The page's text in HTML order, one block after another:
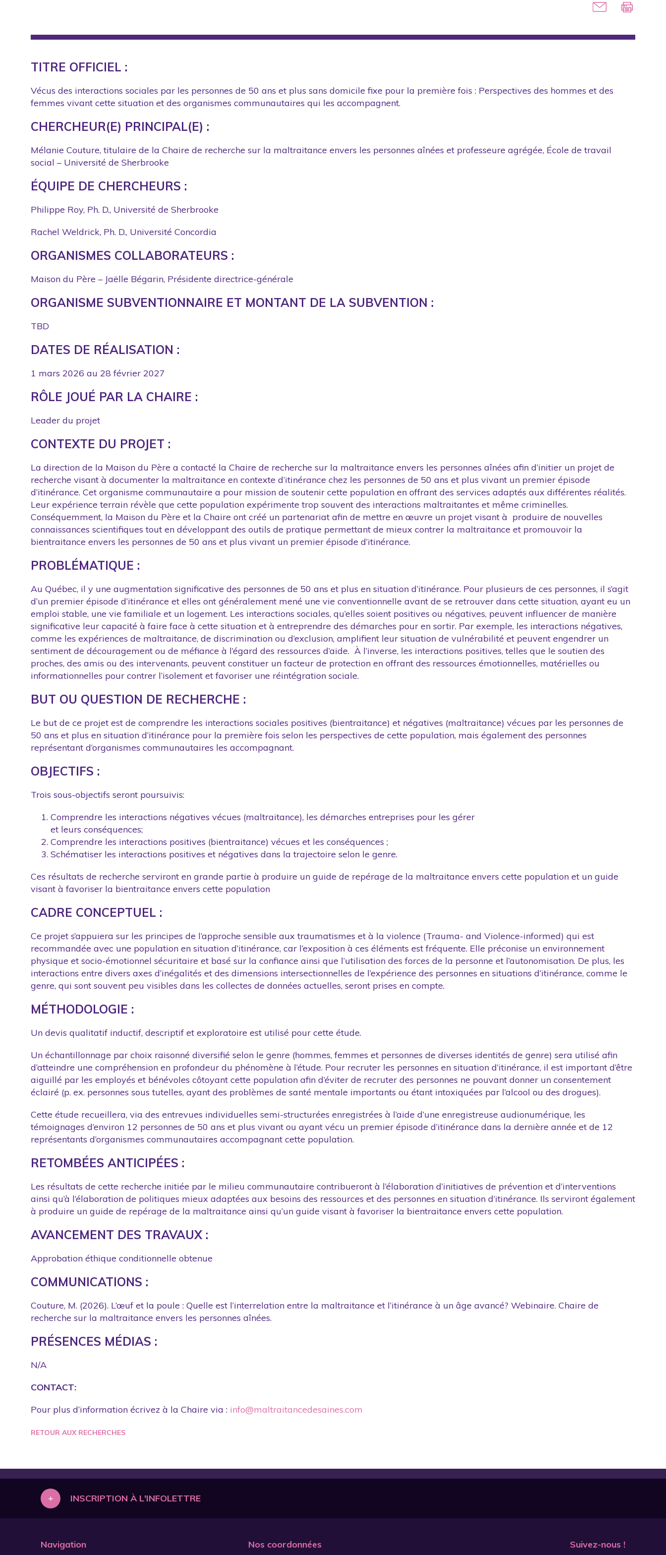
TITRE OFFICIEL :
Vécus des interactions sociales par les personnes de 50 ans et plus sans domicile fixe pour la première fois : Perspectives des hommes et des
femmes vivant cette situation et des organismes communautaires qui les accompagnent.
CHERCHEUR(E) PRINCIPAL(E) :
Mélanie Couture, titulaire de la Chaire de recherche sur la maltraitance envers les personnes aînées et professeure agrégée, École de travail
social – Université de Sherbrooke
ÉQUIPE DE CHERCHEURS :
Philippe Roy, Ph. D., Université de Sherbrooke
Rachel Weldrick, Ph. D., Université Concordia
ORGANISMES COLLABORATEURS :
Maison du Père – Jaëlle Bégarin, Présidente directrice-générale
ORGANISME SUBVENTIONNAIRE ET MONTANT DE LA SUBVENTION :
TBD
DATES DE RÉALISATION :
1 mars 2026 au 28 février 2027
RÔLE JOUÉ PAR LA CHAIRE :
Leader du projet
CONTEXTE DU PROJET :
La direction de la Maison du Père a contacté la Chaire de recherche sur la maltraitance envers les personnes aînées afin d’initier un projet de
recherche visant à documenter la maltraitance en contexte d’itinérance chez les personnes de 50 ans et plus vivant un premier épisode
d’itinérance. Cet organisme communautaire a pour mission de soutenir cette population en offrant des services adaptés aux différentes réalités.
Leur expérience terrain révèle que cette population expérimente trop souvent des interactions maltraitantes et même criminelles.
Conséquemment, la Maison du Père et la Chaire ont créé un partenariat afin de mettre en œuvre un projet visant à produire de nouvelles
connaissances scientifiques tout en développant des outils de pratique permettant de mieux contrer la maltraitance et promouvoir la
bientraitance envers les personnes de 50 ans et plus vivant un premier épisode d’itinérance.
PROBLÉMATIQUE :
Au Québec, il y une augmentation significative des personnes de 50 ans et plus en situation d’itinérance. Pour plusieurs de ces personnes, il s’agit
d’un premier épisode d’itinérance et elles ont généralement mené une vie conventionnelle avant de se retrouver dans cette situation, ayant eu un
emploi stable, une vie familiale et un logement. Les interactions sociales, qu’elles soient positives ou négatives, peuvent influencer de manière
significative leur capacité à faire face à cette situation et à entreprendre des démarches pour en sortir. Par exemple, les interactions négatives,
comme les expériences de maltraitance, de discrimination ou d’exclusion, amplifient leur situation de vulnérabilité et peuvent engendrer un
sentiment de découragement ou de méfiance à l’égard des ressources d’aide. À l’inverse, les interactions positives, telles que le soutien des
proches, des amis ou des intervenants, peuvent constituer un facteur de protection en offrant des ressources émotionnelles, matérielles ou
informationnelles pour contrer l’isolement et favoriser une réintégration sociale.
BUT OU QUESTION DE RECHERCHE :
Le but de ce projet est de comprendre les interactions sociales positives (bientraitance) et négatives (maltraitance) vécues par les personnes de
50 ans et plus en situation d’itinérance pour la première fois selon les perspectives de cette population, mais également des personnes
représentant d’organismes communautaires les accompagnant.
OBJECTIFS :
Trois sous-objectifs seront poursuivis:
Comprendre les interactions négatives vécues (maltraitance), les démarches entreprises pour les gérer
et leurs conséquences;
Comprendre les interactions positives (bientraitance) vécues et les conséquences ;
Schématiser les interactions positives et négatives dans la trajectoire selon le genre.
Ces résultats de recherche serviront en grande partie à produire un guide de repérage de la maltraitance envers cette population et un guide
visant à favoriser la bientraitance envers cette population
CADRE CONCEPTUEL :
Ce projet s’appuiera sur les principes de l’approche sensible aux traumatismes et à la violence (Trauma- and Violence-informed) qui est
recommandée avec une population en situation d’itinérance, car l’exposition à ces éléments est fréquente. Elle préconise un environnement
physique et socio-émotionnel sécuritaire et basé sur la confiance ainsi que l’utilisation des forces de la personne et l’autonomisation. De plus, les
interactions entre divers axes d’inégalités et des dimensions intersectionnelles de l’expérience des personnes en situations d’itinérance, comme le
genre, qui sont souvent peu visibles dans les collectes de données actuelles, seront prises en compte.
MÉTHODOLOGIE :
Un devis qualitatif inductif, descriptif et exploratoire est utilisé pour cette étude.
Un échantillonnage par choix raisonné diversifié selon le genre (hommes, femmes et personnes de diverses identités de genre) sera utilisé afin
d’atteindre une compréhension en profondeur du phénomène à l’étude. Pour recruter les personnes en situation d’itinérance, il est important d’être
aiguillé par les employés et bénévoles côtoyant cette population afin d’éviter de recruter des personnes ne pouvant donner un consentement
éclairé (p. ex. personnes sous tutelles, ayant des problèmes de santé mentale importants ou étant intoxiquées par l’alcool ou des drogues).
Cette étude recueillera, via des entrevues individuelles semi-structurées enregistrées à l’aide d’une enregistreuse audionumérique, les
témoignages d’environ 12 personnes de 50 ans et plus vivant ou ayant vécu un premier épisode d’itinérance dans la dernière année et de 12
représentants d’organismes communautaires accompagnant cette population.
RETOMBÉES ANTICIPÉES :
Les résultats de cette recherche initiée par le milieu communautaire contribueront à l’élaboration d’initiatives de prévention et d’interventions
ainsi qu’à l’élaboration de politiques mieux adaptées aux besoins des ressources et des personnes en situation d’itinérance. Ils serviront également
à produire un guide de repérage de la maltraitance ainsi qu’un guide visant à favoriser la bientraitance envers cette population.
AVANCEMENT DES TRAVAUX :
Approbation éthique conditionnelle obtenue
COMMUNICATIONS :
Couture, M. (2026). L’œuf et la poule : Quelle est l’interrelation entre la maltraitance et l’itinérance à un âge avancé? Webinaire. Chaire de
recherche sur la maltraitance envers les personnes aînées.
PRÉSENCES MÉDIAS :
N/A
CONTACT:
Pour plus d’information écrivez à la Chaire via : info@maltraitancedesaines.com
RETOUR AUX RECHERCHES
+ INSCRIPTION À L'INFOLETTRE
Navigation Nos coordonnées Suivez-nous !